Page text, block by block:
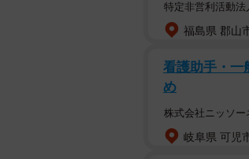
特定非営利活動
福島県 郡山
看護助手・一
め
株式会社ニッソー
岐阜県 可児